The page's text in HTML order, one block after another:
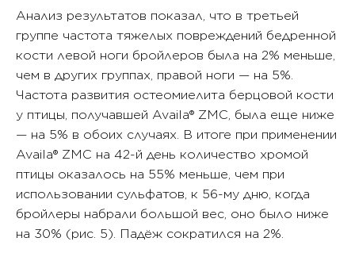
Анализ результатов показал, что в третьей
группе частота тяжелых повреждений бедренной
кости левой ноги бройлеров была на 2% меньше,
чем в других группах, правой ноги — на 5%.
Частота развития остеомиелита берцовой кости
у птицы, получавшей Availa® ZMC, была еще ниже
— на 5% в обоих случаях. В итоге при применении
Availa® ZMC на 42-й день количество хромой
птицы оказалось на 55% меньше, чем при
использовании сульфатов, к 56-му дню, когда
бройлеры набрали большой вес, оно было ниже
на 30% (рис. 5). Падёж сократился на 2%.